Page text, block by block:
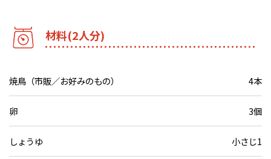
材料(2人分)
焼鳥（市販／お好みのもの） 4本
卵 3個
しょうゆ 小さじ1